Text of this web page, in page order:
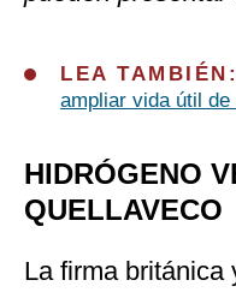
LEA TAMBIÉN:
ampliar vida útil
HIDRÓGENO
QUELLAVECO
La firma británica